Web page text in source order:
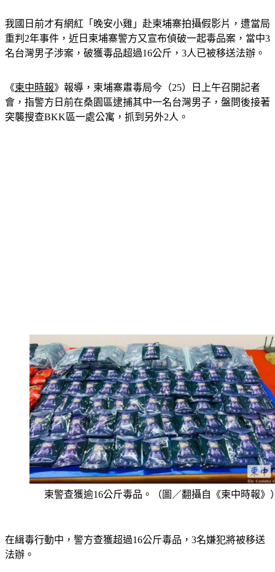
我國日前才有網紅「晚安小雞」赴柬埔寨拍攝假影片，遭當局
重判2年事件，近日柬埔寨警方又宣布偵破一起毒品案，當中3
名台灣男子涉案，破獲毒品超過16公斤，3人已被移送法辦。
《柬中時報》 報導，柬埔寨肅毒局今（25）日上午召開記者
會，指警方日前在桑園區逮捕其中一名台灣男子，盤問後接著
突襲搜查BKK區一處公寓，抓到另外2人。
柬警查獲逾16公斤毒品。（圖／翻攝自《柬中時報》
在緝毒行動中，警方查獲超過16公斤毒品，3名嫌犯將被移送
法辦。